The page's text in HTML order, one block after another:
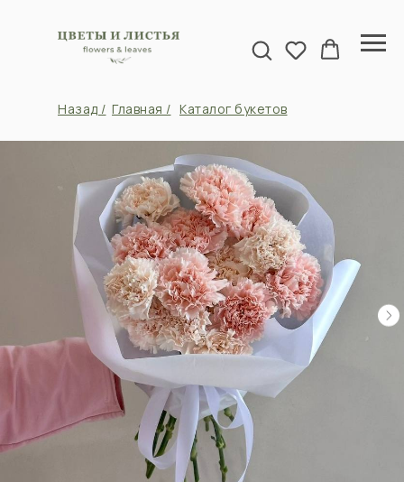
Назад / Главная / Каталог букетов